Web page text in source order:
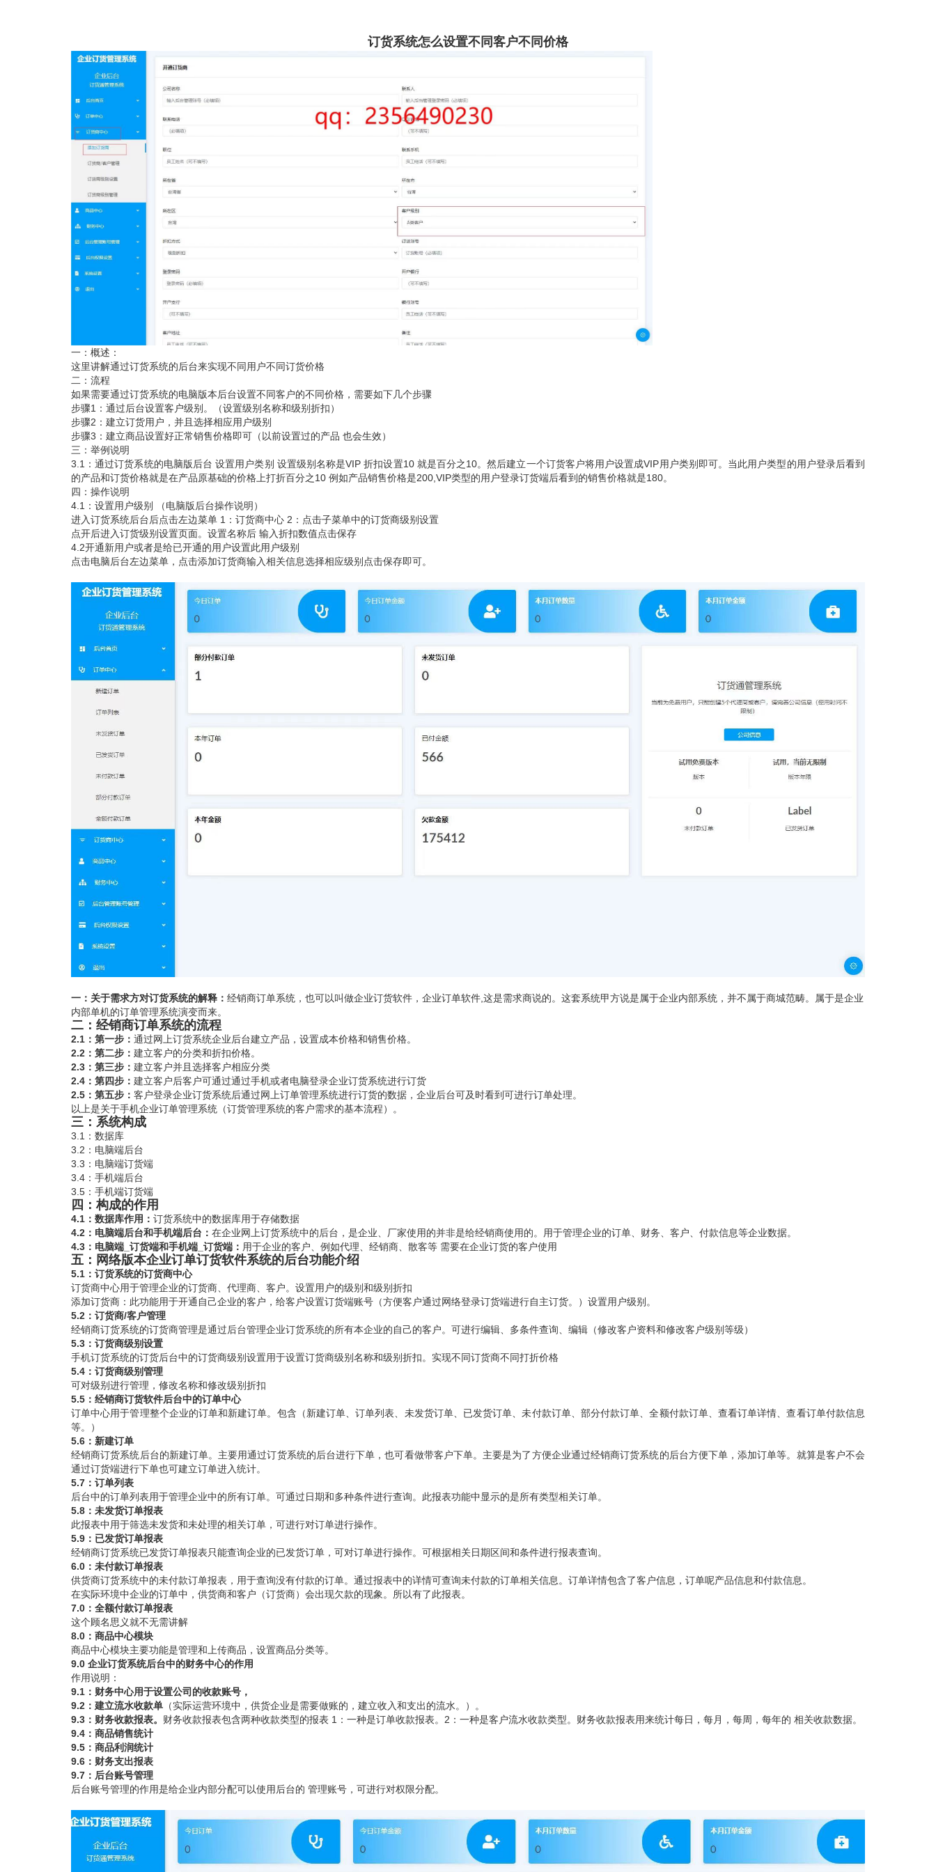
订货系统怎么设置不同客户不同价格
一：概述：
这里讲解通过订货系统的后台来实现不同用户不同订货价格
二：流程
如果需要通过订货系统的电脑版本后台设置不同客户的不同价格，需要如下几个步骤
步骤1 ：通过后台设置客户级别。（设置级别名称和级别折扣）
步骤2 ：建立订货用户，并且选择相应用户级别
步骤3 ：建立商品设置好正常销售价格即可（以前设置过的产品 也会生效）
三：举例说明
3.1 ：通过订货系统的电脑版后台 设置用户类别 设置级别名称是VIP折扣设置10 就是百分之10。然后建立一个订货客户将用户设置成VIP用户类别即可。当此用户类型的用户登录后看到
的产品和订货价格就是在产品原基础的价格上打折百分之10 例如产品销售价格是200,VIP类型的用户登录订货端后看到的销售价格就是180。
四：操作说明
4.1 ：设置用户级别 （电脑版后台操作说明）
进入订货系统后台后点击左边菜单 1 ：订货商中心 2 ：点击子菜单中的订货商级别设置
点开后进入订货级别设置页面。设置名称后 输入折扣数值点击保存
4.2开通新用户或者是给已开通的用户设置此用户级别
点击电脑后台左边菜单，点击添加订货商输入相关信息选择相应级别点击保存即可。
一：关于需求方对订货系统的解释： 经销商订单系统，也可以叫做企业订货软件，企业订单软件 ,这是需求商说的。这套系统甲方说是属于企业内部系统，并不属于商城范畴。属于是企业
内部单机的订单管理系统演变而来。
二：经销商订单系统的流程
2.1：第一步： 通过网上订货系统企业后台建立产品，设置成本价格和销售价格。
2.2：第二步 ： 建立客户的分类和折扣价格。
2.3：第三步： 建立客户并且选择客户相应分类
2.4：第四步： 建立客户后客户可通过通过手机或者电脑登录企业订货系统进行订货
2.5：第五步： 客户登录企业订货系统后通过网上订单管理系统进行订货的数据，企业后台可及时看到可进行订单处理。
以上是关于手机企业订单管理系统（订货管理系统的客户需求的基本流程）。
三：系统构成
3.1：数据库
3.2：电脑端后台
3.3：电脑端订货端
3.4：手机端后台
3.5：手机端订货端
四：构成的作用
4.1：数据库作用： 订货系统中的数据库用于存储数据
4.2：电脑端后台和手机端后台： 在企业网上订货系统中的后台，是企业、厂家使用的并非是给经销商使用的。用于管理企业的订单、财务、客户、付款信息等企业数据。
4.3：电脑端_订货端和手机端_订货端： 用于企业的客户、例如代理、经销商、散客等 需要在企业订货的客户使用
五：网络版本企业订单订货软件系统的后台功能介绍
5.1：订货系统的订货商中心
订货商中心用于管理企业的订货商、代理商、客户。设置用户的级别和级别折扣
添加订货商：此功能用于开通自己企业的客户，给客户设置订货端账号（方便客户通过网络登录订货端进行自主订货。）设置用户级别。
5.2：订货商/客户管理
经销商订货系统的订货商管理是通过后台管理企业订货系统的所有本企业的自己的客户。可进行编辑、多条件查询、编辑（修改客户资料和修改客户级别等级）
5.3：订货商级别设置
手机订货系统的订货后台中的订货商级别设置用于设置订货商级别名称和级别折扣。实现不同订货商不同打折价格
5.4：订货商级别管理
可对级别进行管理，修改名称和修改级别折扣
5.5：经销商订货软件后台中的订单中心
订单中心用于管理整个企业的订单和新建订单。包含（新建订单、订单列表、未发货订单、已发货订单、未付款订单、部分付款订单、全额付款订单、查看订单详情、查看订单付款信息
等。）
5.6：新建订单
经销商订货系统后台的新建订单。主要用通过订货系统的后台进行下单，也可看做带客户下单。主要是为了方便企业通过经销商订货系统的后台方便下单，添加订单等。就算是客户不会
通过订货端进行下单也可建立订单进入统计。
5.7：订单列表
后台中的订单列表用于管理企业中的所有订单。可通过日期和多种条件进行查询。此报表功能中显示的是所有类型相关订单。
5.8：未发货订单报表
此报表中用于筛选未发货和未处理的相关订单，可进行对订单进行操作。
5.9：已发货订单报表
经销商订货系统已发货订单报表只能查询企业的已发货订单，可对订单进行操作。可根据相关日期区间和条件进行报表查询。
6.0：未付款订单报表
供货商订货系统中的未付款订单报表，用于查询没有付款的订单。通过报表中的详情可查询未付款的订单相关信息。订单详情包含了客户信息，订单呢产品信息和付款信息。
在实际环境中企业的订单中，供货商和客户（订货商）会出现欠款的现象。所以有了此报表。
7.0：全额付款订单报表
这个顾名思义就不无需讲解
8.0：商品中心模块
商品中心模块主要功能是管理和上传商品，设置商品分类等。
9.0 企业订货系统后台中的财务中心的作用
作用说明：
9.1：财务中心用于设置公司的收款账号，
9.2：建立流水收款单 （实际运营环境中，供货企业是需要做账的，建立收入和支出的流水。）。
9.3：财务收款报表。 财务收款报表包含两种收款类型的报表 1：一种是订单收款报表。2：一种是客户流水收款类型。财务收款报表用来统计每日，每月，每周，每年的 相关收款数据。
9.4：商品销售统计
9.5：商品利润统计
9.6：财务支出报表
9.7：后台账号管理
后台账号管理的作用是给企业内部分配可以使用后台的 管理账号，可进行对权限分配。